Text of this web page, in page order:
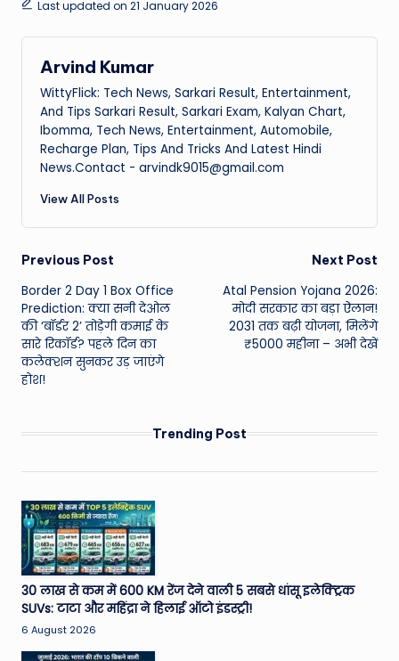
Last updated on 21 January 2026
Arvind Kumar
WittyFlick: Tech News, Sarkari Result, Entertainment,
And Tips Sarkari Result, Sarkari Exam, Kalyan Chart,
Ibomma, Tech News, Entertainment, Automobile,
Recharge Plan, Tips And Tricks And Latest Hindi
News.Contact - arvindk9015@gmail.com
View All Posts
Post
navigation
Previous Post
Border 2 Day 1 Box Office
Prediction: क्या सनी देओल
की ‘बॉर्डर 2’ तोड़ेगी कमाई के
सारे रिकॉर्ड? पहले दिन का
कलेक्शन सुनकर उड़ जाएंगे
होश!
Next Post
Atal Pension Yojana 2026:
मोदी सरकार का बड़ा ऐलान!
2031 तक बढ़ी योजना, मिलेंगे
₹5000 महीना – अभी देखें
Trending Post
30 लाख से कम में 600 KM रेंज देने वाली 5 सबसे धांसू इलेक्ट्रिक
SUVs: टाटा और महिंद्रा ने हिलाई ऑटो इंडस्ट्री!
6 August 2026